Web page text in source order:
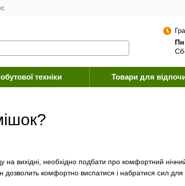
оферти
техніки Товари для
вихідні, необхідно подбати про комфортний
комфортно виспатися і набратися сил для